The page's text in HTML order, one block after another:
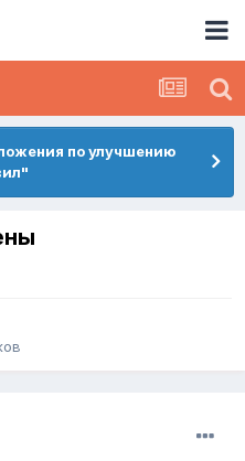
по улучшению